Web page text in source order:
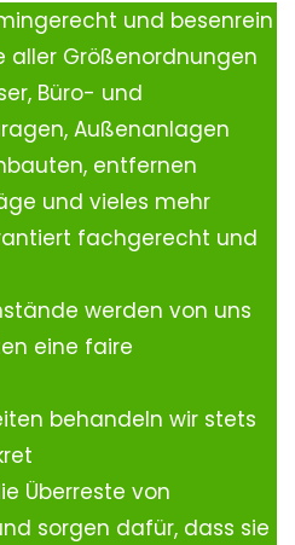
und besenrein
aller Größenordnungen
Büro- und
Außenanlagen
entfernen
und vieles mehr
fachgerecht und
werden von uns
eine faire
behandeln wir stets
Überreste von
sorgen dafür, dass sie